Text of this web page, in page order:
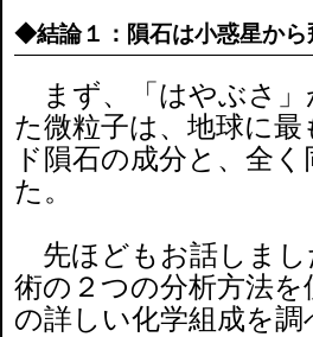
◆結論１：隕石は小惑星から
まず、「はやぶさ」
た微粒子は、地球に
ド隕石の成分と、全
た。
先ほどもお話しまし
術の２つの分析方法
の詳しい化学組成を